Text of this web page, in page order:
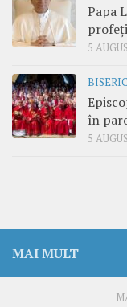
Papa
5
în
5
MAI MULT